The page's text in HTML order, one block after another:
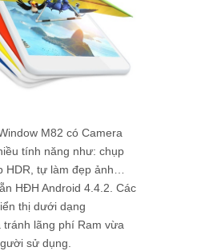
M82 có Camera
tính năng như: chụp
HDR, tự làm đẹp ảnh…
HĐH Android 4.4.2. Các
thị dưới dạng
tránh lãng phí Ram vừa
sử dụng.